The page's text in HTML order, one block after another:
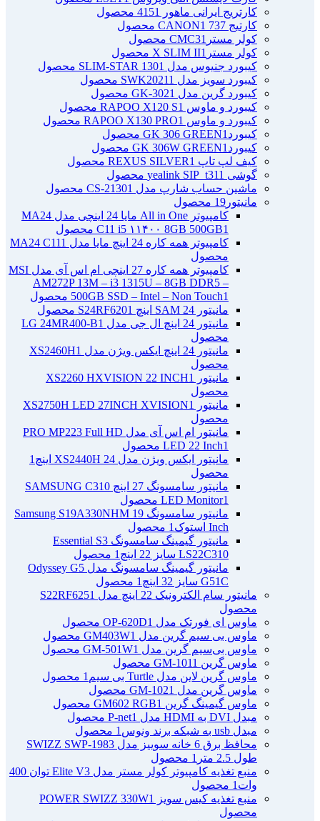
کارتریج ایرانی ماهور 415
1 محصول
کارتیج 737 CANON
1 محصول
کولر مسترCMC3 1 محصول
کولر مسترX SLIM II 1 محصول
کیبورد جنیوس مدل SLIM-STAR 130 1 محصول
کیبورد سویز مدل SWK2021 1 محصول
کیبورد گرین مدل GK-302 1 محصول
کیبورد و ماوس RAPOO X120 S 1 محصول
کیبورد و ماوس RAPOO X130 PRO 1 محصول
کیبوردGK 306 GREEN 1 محصول
کیبوردGK 306W GREEN 1 محصول
کیف لپ تاپ REXUS SILVER 1 محصول
گوشی yealink SIP_t31 1 محصول
ماشین حساب شارپ مدل CS-2130 1 محصول
مانیتور 19 محصول
کامپیوتر All in One مایا 24 اینچی مدل MA24
C11 i5 ۱۱۴۰۰ 8GB 500GB1 محصول
کامپیوتر همه کاره 24 اینچ مایا مدل MA24 C11
1
محصول
کامپیوتر همه کاره 27 اینچی ام اس آی مدل MSI
AM272P 13M – i3 1315U – 8GB DDR5 –
500GB SSD – Intel – Non Touch1 محصول
مانیتور 24 SAM اینچ S24RF620
1 محصول
مانیتور 24 اینچ ال جی مدل LG 24MR400-B
1
محصول
مانیتور 24 اینچ ایکس ویژن مدل XS2460H
1
محصول
مانیتور XS2260 HXVISION 22 INCH
1
محصول
مانیتور XS2750H LED 27INCH XVISION
1
محصول
مانیتور ام اس آی مدل PRO MP223 Full HD
LED 22 Inch1 محصول
مانیتور ایکس ویژن مدل XS2440H 24 اینچ
1
محصول
مانیتور سامسونگ 27 اینچ SAMSUNG C310
LED Monitor1 محصول
مانیتور سامسونگ Samsung S19A330NHM 19
Inch استوک
1 محصول
مانیتور گیمینگ سامسونگ Essential S3
LS22C310 سایز 22 اینچ
1 محصول
مانیتور گیمینگ سامسونگ مدل Odyssey G5
G51C سایز 32 اینچ
1 محصول
مانیتور سام الکترونیک 22 اینچ مدل S22RF625
1
محصول
ماوس ای فورتک مدل OP-620D 1 محصول
ماوس بی سیم گرین مدل GM403W 1 محصول
ماوس بی‌سیم گرین مدل GM-501W 1 محصول
ماوس گرین GM-101 1 محصول
ماوس گرین لاین مدل Turtle بی سیم
1 محصول
ماوس گرین مدل GM-102 1 محصول
ماوس گیمینگ گرین GM602 RGB 1 محصول
مبدل DVI به HDMI مدل P-net
1 محصول
مبدل usb به شبکه برند ونوس
1 محصول
محافظ برق 6 خانه سوییز مدل SWIZZ SWP-1983
طول 2.5 متر
1 محصول
منبع تغذیه کامپیوتر کولر مستر مدل Elite V3 توان 400
وات 1 محصول
منبع تغذیه کیس سویز POWER SWIZZ 330W
1
محصول